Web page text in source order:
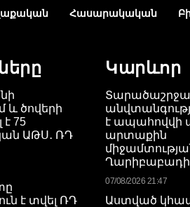
Հասարակական
և ծովերի
75
ԱԹՍ․ ՌԴ
է տվել ՌԴ
Կարևոր
է ապահովվի
արտաքին
Ղարիբաբադի
07/08/2026 21:47
Աստված